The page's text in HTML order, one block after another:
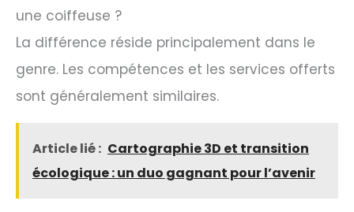
une coiffeuse ?
La différence réside principalement dans le
genre. Les compétences et les services offerts
sont généralement similaires.
Article lié : Cartographie 3D et transition
écologique : un duo gagnant pour l’avenir